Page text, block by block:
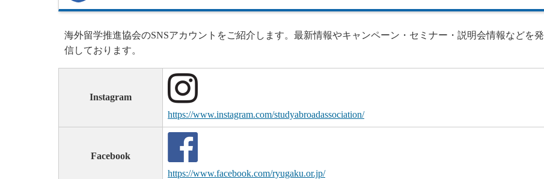
海外留学推進協会のSNSアカウントをご紹介します。最新情報やキャンペーン・セミナー・説明会情報などを発
信しております。
Instagram
https://www.instagram.com/studyabroadassociation/
Facebook
https://www.facebook.com/ryugaku.or.jp/